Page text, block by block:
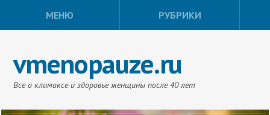
МЕНЮ РУБРИКИ
vmenopauze.ru
Все о климаксе и здоровье женщины после 40 лет